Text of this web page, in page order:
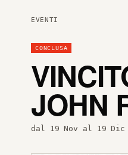
EVENTI
CONCLUSA
JOHN
dal 19 Nov al 19 Dic